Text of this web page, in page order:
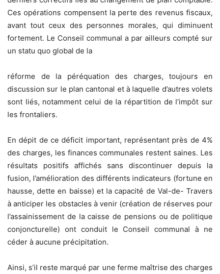
Ces opérations compensent la perte des revenus fiscaux,
avant tout ceux des personnes morales, qui diminuent
fortement. Le Conseil communal a par ailleurs compté sur
un statu quo global de la
réforme de la péréquation des charges, toujours en
discussion sur le plan cantonal et à laquelle d’autres volets
sont liés, notamment celui de la répartition de l’impôt sur
les frontaliers.
En dépit de ce déficit important, représentant près de 4%
des charges, les finances communales restent saines. Les
résultats positifs affichés sans discontinuer depuis la
fusion, l’amélioration des différents indicateurs (fortune en
hausse, dette en baisse) et la capacité de Val-de- Travers
à anticiper les obstacles à venir (création de réserves pour
l’assainissement de la caisse de pensions ou de politique
conjoncturelle) ont conduit le Conseil communal à ne
céder à aucune précipitation.
Ainsi, s’il reste marqué par une ferme maîtrise des charges